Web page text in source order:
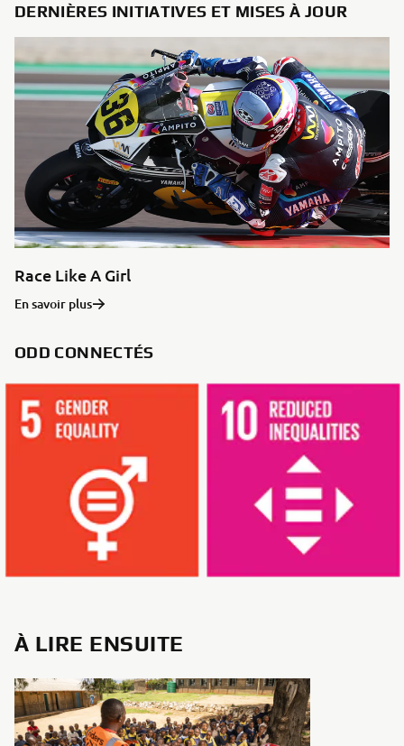
DERNIÈRES INITIATIVES ET MISES À JOUR
Race Like A Girl
En savoir plus
ODD CONNECTÉS
À LIRE ENSUITE